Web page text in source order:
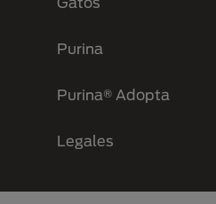
Purina
Purina® Adopta
Legales